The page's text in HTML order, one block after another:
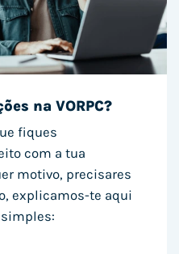
na VORPC?
fiques
com a tua
motivo, precisares
explicamos-te aqui